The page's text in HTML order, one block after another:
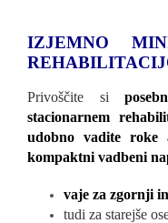
IZJEMNO
Privoščite si
stacionarnem
udobno vadite roke
kompaktni vadbeni
vaje za zgornji
tudi za starejše